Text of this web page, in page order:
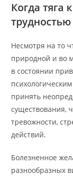
Когда тяга
трудностью
Несмотря на то
природной и во
в состоянии
принять
существования,
тревожности,
действий.
Болезненное
разнообразных